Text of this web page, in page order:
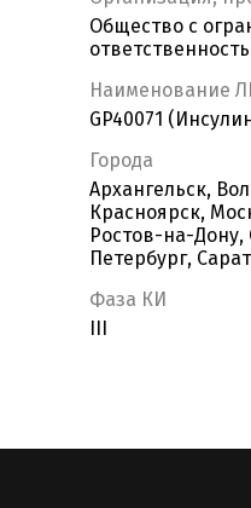
Общество с
Наименование
GP40071
Города
Архангельск,
Красноярск,
Ростов-на-
Петербург,
Фаза КИ